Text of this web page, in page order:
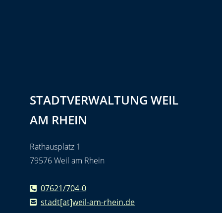
STADTVERWALTUNG WEIL
AM RHEIN
Rathausplatz 1
79576 Weil am Rhein
07621/704-0
stadt[at]weil-am-rhein.de